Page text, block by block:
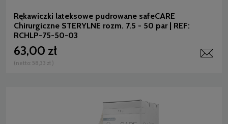
Rękawiczki lateksowe pudrowane safeCARE
Chirurgiczne STERYLNE rozm. 7.5 - 50 par | REF:
RCHLP-75-50-03
63,00 zł
(netto: 58,33 zł )